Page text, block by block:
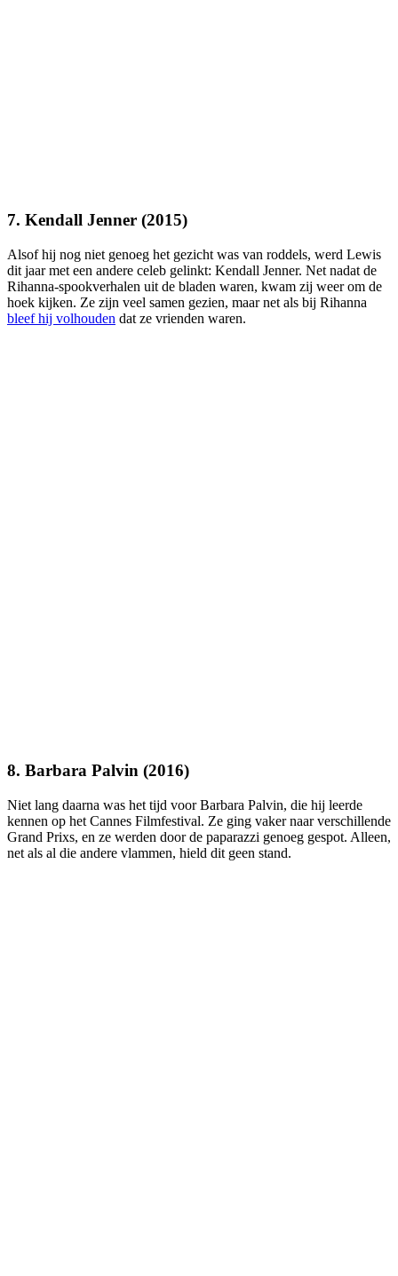
7. Kendall Jenner (2015)
Alsof hij nog niet genoeg het gezicht was van roddels, werd Lewis
dit jaar met een andere celeb gelinkt: Kendall Jenner. Net nadat de
Rihanna-spookverhalen uit de bladen waren, kwam zij weer om de
hoek kijken. Ze zijn veel samen gezien, maar net als bij Rihanna
bleef hij volhouden dat ze vrienden waren.
8. Barbara Palvin (2016)
Niet lang daarna was het tijd voor Barbara Palvin, die hij leerde
kennen op het Cannes Filmfestival. Ze ging vaker naar verschillende
Grand Prixs, en ze werden door de paparazzi genoeg gespot. Alleen,
net als al die andere vlammen, hield dit geen stand.